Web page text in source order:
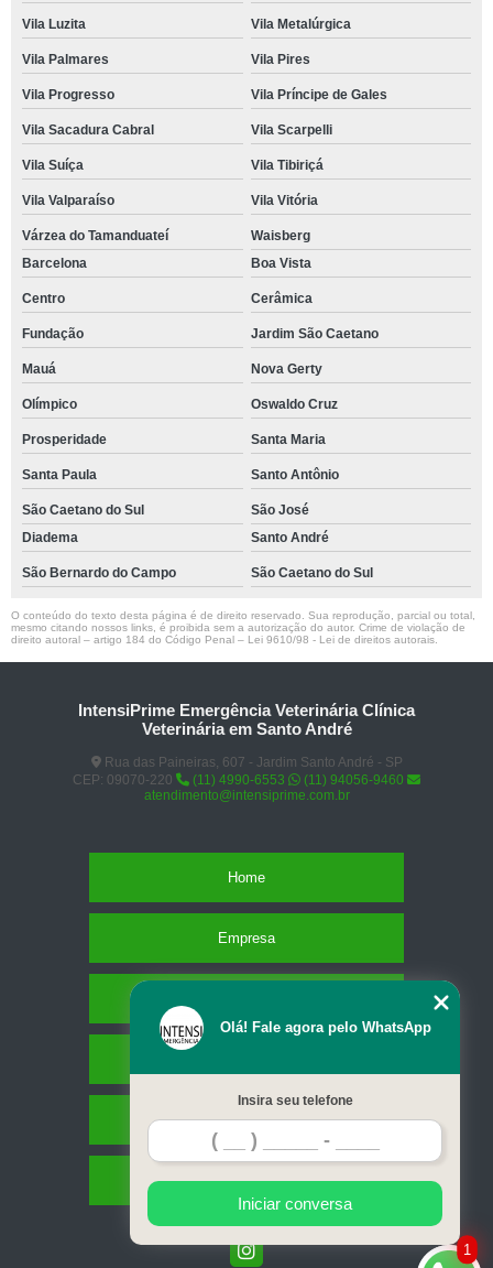
Vila Luzita Vila Metalúrgica
Vila Palmares Vila Pires
Vila Progresso Vila Príncipe de Gales
Vila Sacadura Cabral Vila Scarpelli
Vila Suíça Vila Tibiriçá
Vila Valparaíso Vila Vitória
Várzea do Tamanduateí
Waisberg
Barcelona
Boa Vista
Centro Cerâmica
Fundação Jardim São Caetano
Mauá Nova Gerty
Olímpico Oswaldo Cruz
Prosperidade Santa Maria
Santa Paula Santo Antônio
São Caetano do Sul
São José
Diadema
Santo André
São Bernardo do Campo São Caetano do Sul
O conteúdo do texto desta página é de direito reservado. Sua reprodução, parcial ou total,
mesmo citando nossos links, é proibida sem a autorização do autor. Crime de violação de
direito autoral – artigo 184 do Código Penal – Lei 9610/98 - Lei de direitos autorais
IntensiPrime Emergência Veterinária Clínica
Veterinária em Santo André
Rua das Paineiras, 607 - Jardim Santo André - SP
CEP: 09070-220
(11) 4990-6553
(11) 94056-9460
atendimento@intensiprime.com.br
Home
Empresa
Contato
Mapa do site
1
Olá! Fale agora pelo WhatsApp
Insira seu telefone
Iniciar conversa